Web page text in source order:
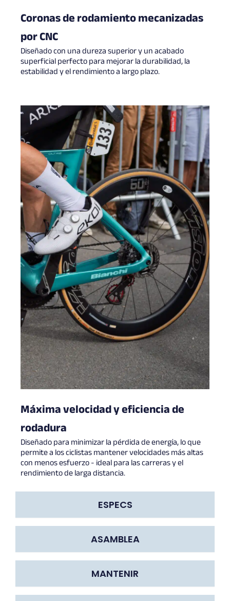
ESPECS
ASAMBLEA
MANTENIR
Coronas de rodamiento mecanizadas
por CNC
Diseñado con una dureza superior y un acabado
superficial perfecto para mejorar la durabilidad, la
estabilidad y el rendimiento a largo plazo.
Máxima velocidad y eficiencia de
rodadura
Diseñado para minimizar la pérdida de energía, lo que
permite a los ciclistas mantener velocidades más altas
con menos esfuerzo - ideal para las carreras y el
rendimiento de larga distancia.